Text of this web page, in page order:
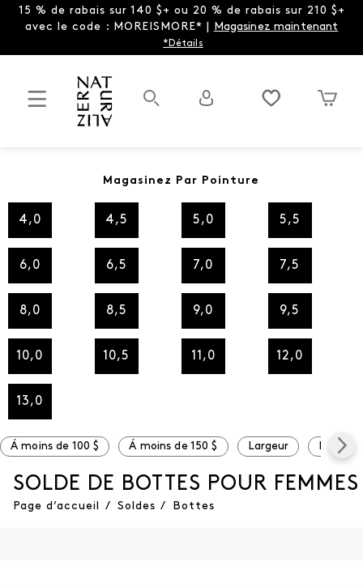
15 % de rabais sur 140 $+ ou 20 % de rabais sur 210 $+
avec le code : MOREISMORE* | Magasinez maintenant
*Détails
Magasinez Par Pointure
4,0 4,5 5,0 5,5
6,0 6,5 7,0 7,5
8,0 8,5 9,0 9,5
10,0 10,5 11,0 12,0
13,0
Á moins de 100 $ Á moins de 150 $ Largeur Large
SOLDE DE BOTTES POUR FEMMES
Page d’accueil / Soldes / Bottes